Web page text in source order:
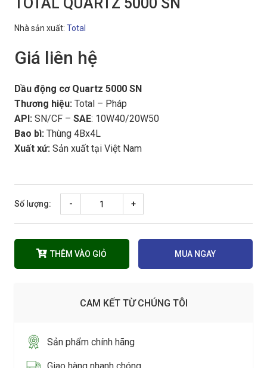
Nhà sản xuất: Total
Giá liên hệ
Dầu động cơ Quartz 5000 SN
Thương hiệu: Total – Pháp
API: SN/CF – SAE: 10W40/20W50
Bao bì: Thùng 4Bx4L
Xuất xứ: Sản xuất tại Việt Nam
Số lượng: - +
THÊM VÀO GIỎ MUA NGAY
CAM KẾT TỪ CHÚNG TÔI
Sản phẩm chính hãng